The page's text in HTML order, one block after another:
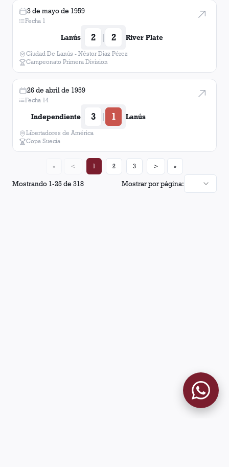
3 de mayo de 1959
Fecha 1
Lanús 2 | 2 River Plate
Ciudad De Lanús - Néstor Diaz Pérez
Campeonato Primera Division
26 de abril de 1959
Fecha 14
Independiente 3 | 1 Lanús
Libertadores de América
Copa Suecia
Mostrando 1-25de318 Mostrar por página:
« < 1 2 3 > »